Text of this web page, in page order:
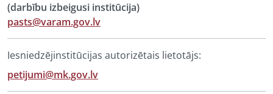
(darbību izbeigusi institūcija)
pasts@varam.gov.lv
Iesniedzējinstitūcijas autorizētais lietotājs:
petijumi@mk.gov.lv